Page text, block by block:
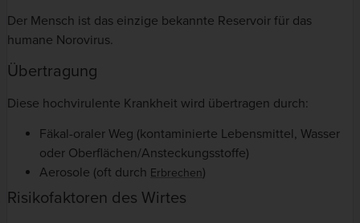
Der Mensch ist das einzige bekannte Reservoir für das
humane Norovirus.
Übertragung
Diese hochvirulente Krankheit wird übertragen durch:
Fäkal-oraler Weg (kontaminierte Lebensmittel, Wasser
oder Oberflächen/Ansteckungsstoffe)
Aerosole (oft durch Erbrechen)
Risikofaktoren des Wirtes